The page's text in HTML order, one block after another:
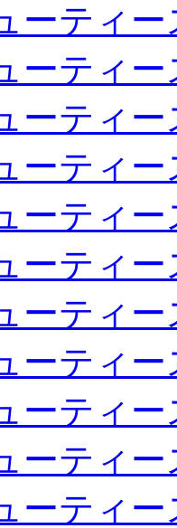
ーティ
ーティ
ーティ
ーティ
ーティ
ーティ
ーティ
ーティ
ーティ
ーティ
ーティ